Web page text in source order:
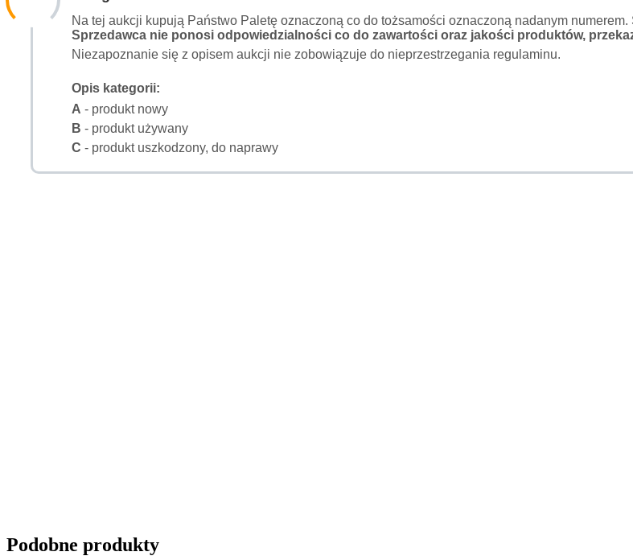
Na tej aukcji kupują Państwo Paletę oznaczoną co do tożsamości oznaczoną nadanym
Sprzedawca nie ponosi odpowiedzialności co do zawartości oraz jakości produktów,
Niezapoznanie się z opisem aukcji nie zobowiązuje do nieprzestrzegania regulaminu.
Opis kategorii:
A - produkt nowy
B - produkt używany
C - produkt uszkodzony, do naprawy
Podobne produkty